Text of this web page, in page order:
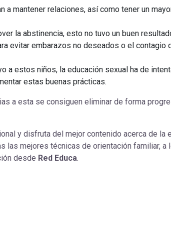
mantener relaciones, así como tener un
la abstinencia, esto no tuvo un buen
evitar embarazos no deseados o el contagio
a estos niños, la educación sexual ha de
estas buenas prácticas.
a esta se consiguen eliminar de forma
y disfruta del mejor contenido acerca de la
las mejores técnicas de orientación familiar, a
desde Red Educa.